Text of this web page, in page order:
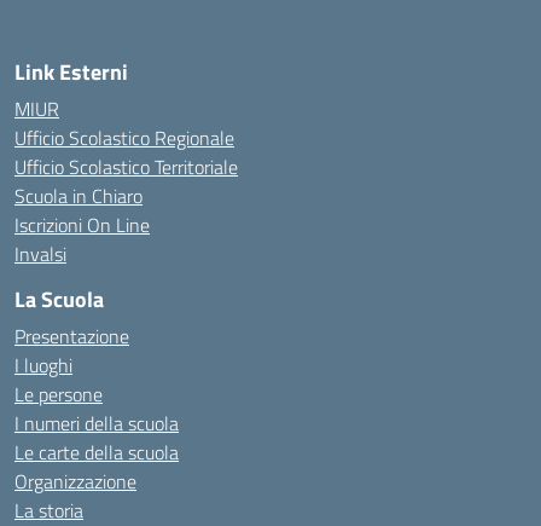
Link Esterni
MIUR
Ufficio Scolastico Regionale
Ufficio Scolastico Territoriale
Scuola in Chiaro
Iscrizioni On Line
Invalsi
La Scuola
Presentazione
I luoghi
Le persone
I numeri della scuola
Le carte della scuola
Organizzazione
La storia